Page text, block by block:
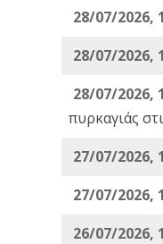
28/07/2026,
28/07/2026,
28/07/2026,
πυρκαγιάς
27/07/2026,
27/07/2026,
26/07/2026,